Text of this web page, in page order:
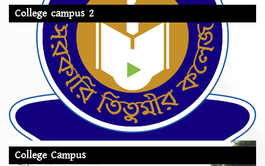
College campus 2
College Campus